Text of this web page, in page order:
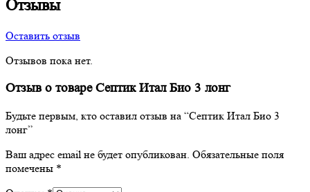
Отзывы
Оставить отзыв
Отзывов пока нет.
Отзыв о товаре Септик Итал Био 3 лонг
Будьте первым, кто оставил отзыв на “Септик Итал Био 3
лонг”
Ваш адрес email не будет опубликован. Обязательные поля
помечены *